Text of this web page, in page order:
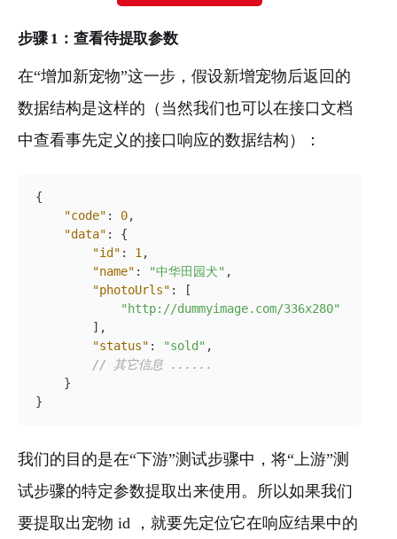
步骤 1：查看待提取参数
在“增加新宠物”这一步，假设新增宠物后返回的
数据结构是这样的（当然我们也可以在接口文档
中查看事先定义的接口响应的数据结构）：
{
"code" : 0,
"data" :
{
"id" : 1 ,
"name" : "中华田园犬" ,
"photoUrls" :
[
"http://dummyimage.com/336x280"
] ,
"status" : "sold" ,
// 其它信息 ......
}
}
我们的目的是在“下游”测试步骤中，将“上游”测
试步骤的特定参数提取出来使用。所以如果我们
要提取出宠物 id ，就要先定位它在响应结果中的